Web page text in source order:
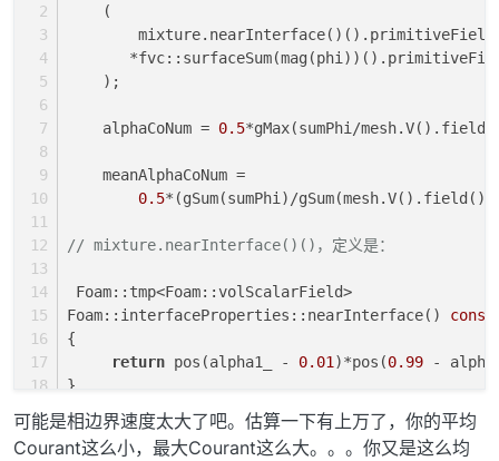
(
    )
;
    alphaCoNum =
0.5*gMax(sumPhi/
    meanAlphaCoNum =
0.5*(gSum(sumPhi)/
// mixture.nearInterface()()，定义是：
Foam::tmp<Foam::volScalarField>
Foam::interfaceProperties::nearInterface() const
{
return pos(alpha1_ - 0.01 )*pos(0.99 -
}
可能是相边界速度太大了吧。估算一下有上万了，你的平均
Courant这么小，最大Courant这么大。。。你又是这么均